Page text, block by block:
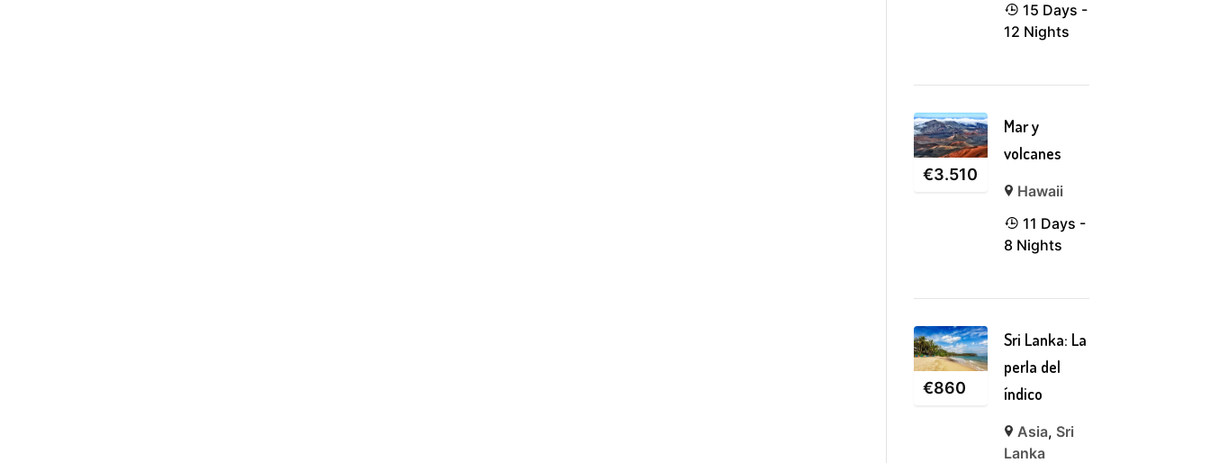
15 Days -
12 Nights
€3.510
Mar y
volcanes
Hawaii
11 Days -
8 Nights
€860
Sri Lanka: La
perla del
índico
Asia, Sri
Lanka